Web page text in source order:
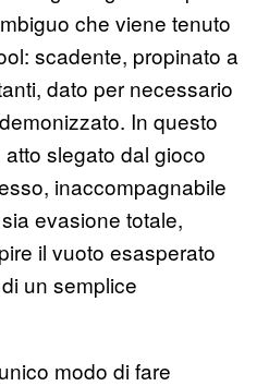
che viene tenuto
scadente, propinato a
dato per necessario
In questo
slegato dal gioco
inaccompagnabile
evasione totale,
il vuoto esasperato
un semplice
modo di fare